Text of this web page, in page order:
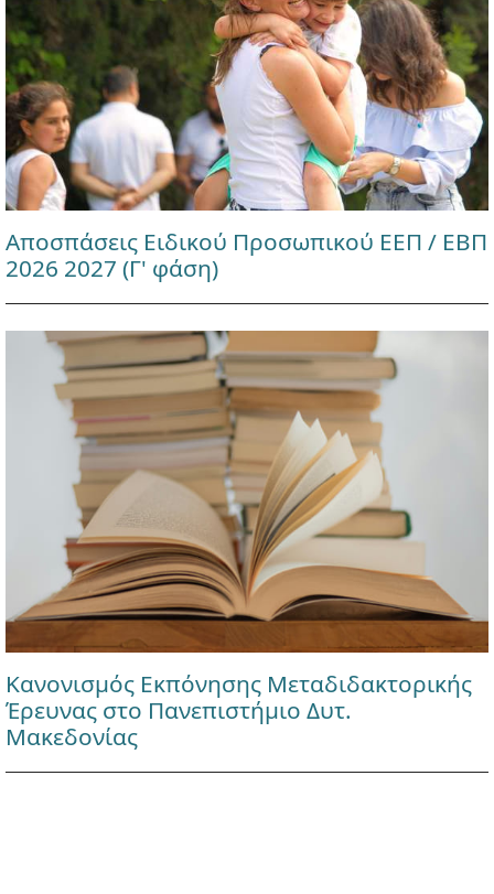
Αποσπάσεις Ειδικού Προσωπικού ΕΕΠ / ΕΒΠ
2026 2027 (Γ' φάση)
Κανονισμός Εκπόνησης Μεταδιδακτορικής
Έρευνας στο Πανεπιστήμιο Δυτ.
Μακεδονίας